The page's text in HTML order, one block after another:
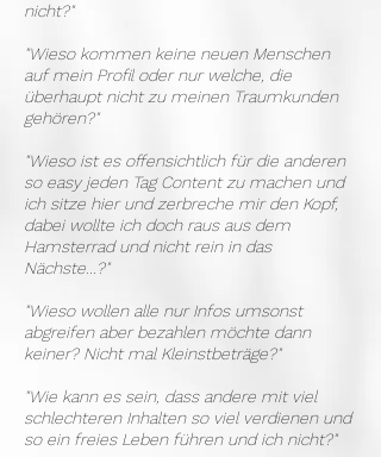
nicht?"
"Wieso kommen keine neuen Menschen
auf mein Profil oder nur welche, die
überhaupt nicht zu meinen Traumkunden
gehören?"
"Wieso ist es offensichtlich für die anderen
so easy jeden Tag Content zu machen und
ich sitze hier und zerbreche mir den Kopf,
dabei wollte ich doch raus aus dem
Hamsterrad und nicht rein in das
Nächste...?"
"Wieso wollen alle nur Infos umsonst
abgreifen aber bezahlen möchte dann
keiner? Nicht mal Kleinstbeträge?"
"Wie kann es sein, dass andere mit viel
schlechteren Inhalten so viel verdienen und
so ein freies Leben führen und ich nicht?"